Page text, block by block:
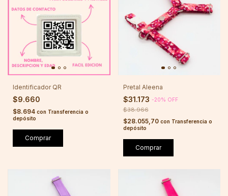
Identificador QR
$9.660
$8.694 con Transferencia o
depósito
Comprar
Pretal Aleena
$31.173 -20% OFF
$38.966
$28.055,70 con Transferencia o
depósito
Comprar